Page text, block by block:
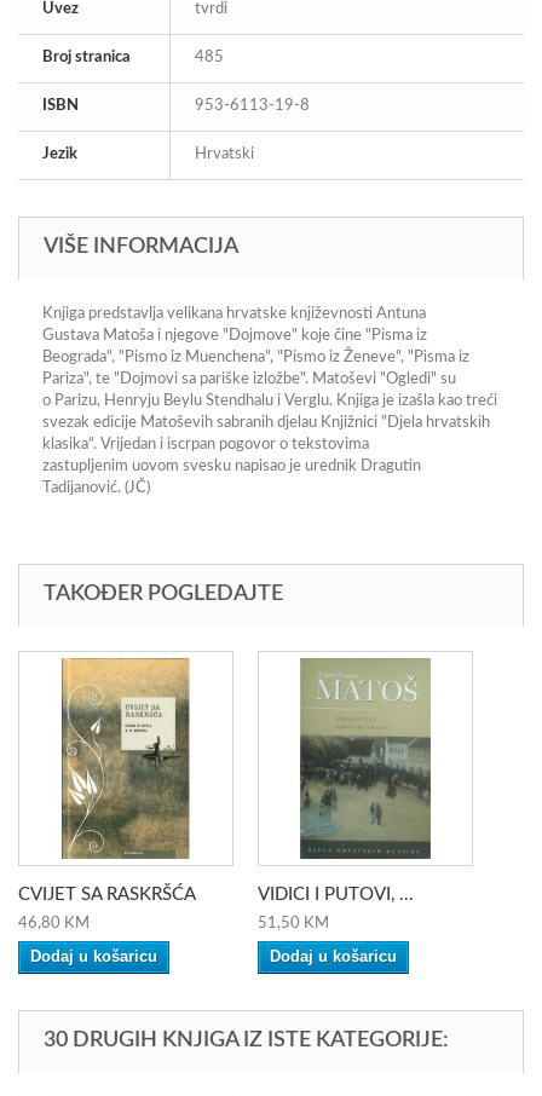
Uvez tvrdi
Broj stranica 485
ISBN 953-6113-19-8
Jezik Hrvatski
VIŠE INFORMACIJA
Knjiga predstavlja velikana hrvatske književnosti Antuna
Gustava Matoša i njegove "Dojmove" koje čine "Pisma iz
Beograda", "Pismo iz Muenchena", "Pismo iz Ženeve", "Pisma iz
Pariza", te "Dojmovi sa pariške izložbe". Matoševi "Ogledi" su
o Parizu, Henryju Beylu Stendhalu i Verglu. Knjiga je izašla kao treći
svezak edicije Matoševih sabranih djelau Knjižnici "Djela hrvatskih
klasika". Vrijedan i iscrpan pogovor o tekstovima
zastupljenim uovom svesku napisao je urednik Dragutin
Tadijanović. (JČ)
TAKOĐER POGLEDAJTE
CVIJET SA RASKRŠĆA
46,80 KM
Dodaj u košaricu
VIDICI I PUTOVI, ...
51,50 KM
Dodaj u košaricu
30 DRUGIH KNJIGA IZ ISTE KATEGORIJE: